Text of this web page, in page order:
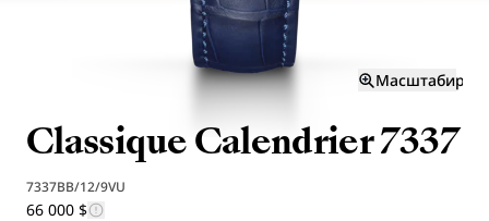
Classique Calendrier 7337
7337BB/12/9VU
66 000 $